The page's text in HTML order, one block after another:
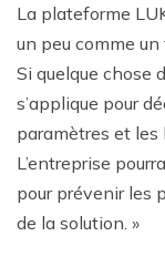
La plateforme
un peu comme
Si quelque chose
s’applique pour
paramètres et les
L’entreprise
pour prévenir les
de la solution. »